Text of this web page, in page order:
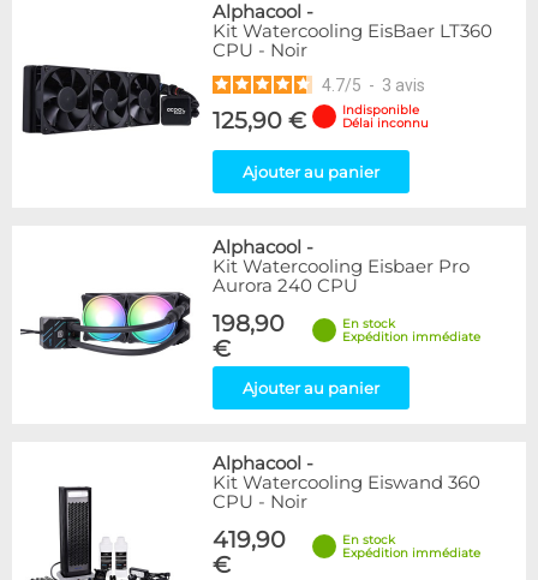
Alphacool -
Kit Watercooling EisBaer LT360
CPU - Noir
4.7/5 - 3 avis
125,90 €
Indisponible
Délai inconnu
Ajouter au panier
Alphacool -
Kit Watercooling Eisbaer Pro
Aurora 240 CPU
198,90
€
En stock
Expédition immédiate
Ajouter au panier
Alphacool -
Kit Watercooling Eiswand 360
CPU - Noir
419,90
€
En stock
Expédition immédiate